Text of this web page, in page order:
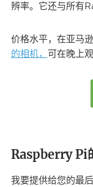
辨率。它还与所有
价格水平，在亚马
的相机， 可在晚上观
Raspberry Pi
我要提供给您的最